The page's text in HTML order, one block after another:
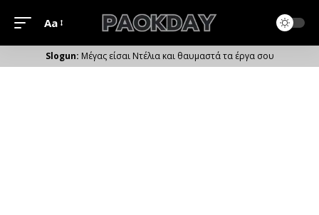
Μέγεθος
Γραμματοσειράς
Aa
Μέγας είσαι Ντέλια και θαυμαστά τα έργα σου